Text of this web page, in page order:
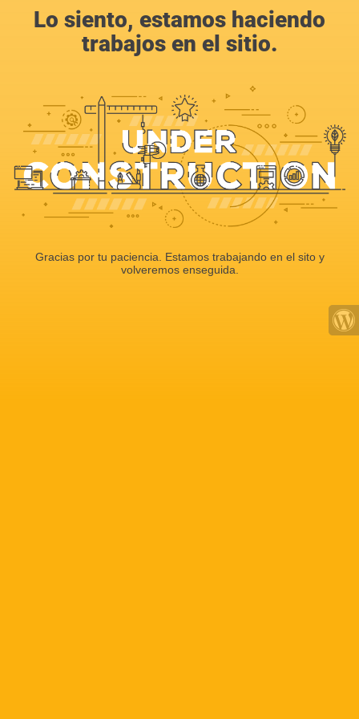
Lo siento, estamos haciendo
trabajos en el sitio.
Gracias por tu paciencia. Estamos trabajando en el sito y
volveremos enseguida.